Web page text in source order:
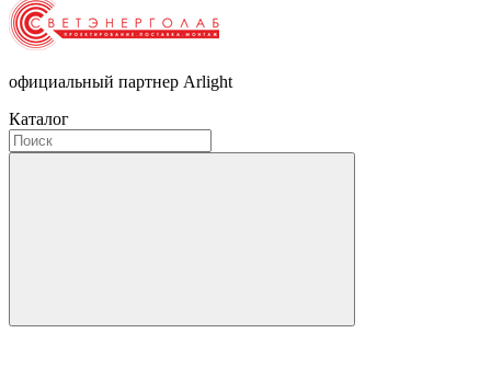
официальный партнер Arlight
Каталог